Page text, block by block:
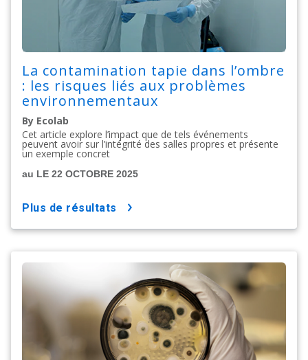
La contamination tapie dans l’ombre
: les risques liés aux problèmes
environnementaux
By Ecolab
Cet article explore l’impact que de tels événements
peuvent avoir sur l’intégrité des salles propres et présente
un exemple concret
au LE 22 OCTOBRE 2025
plus de résultats